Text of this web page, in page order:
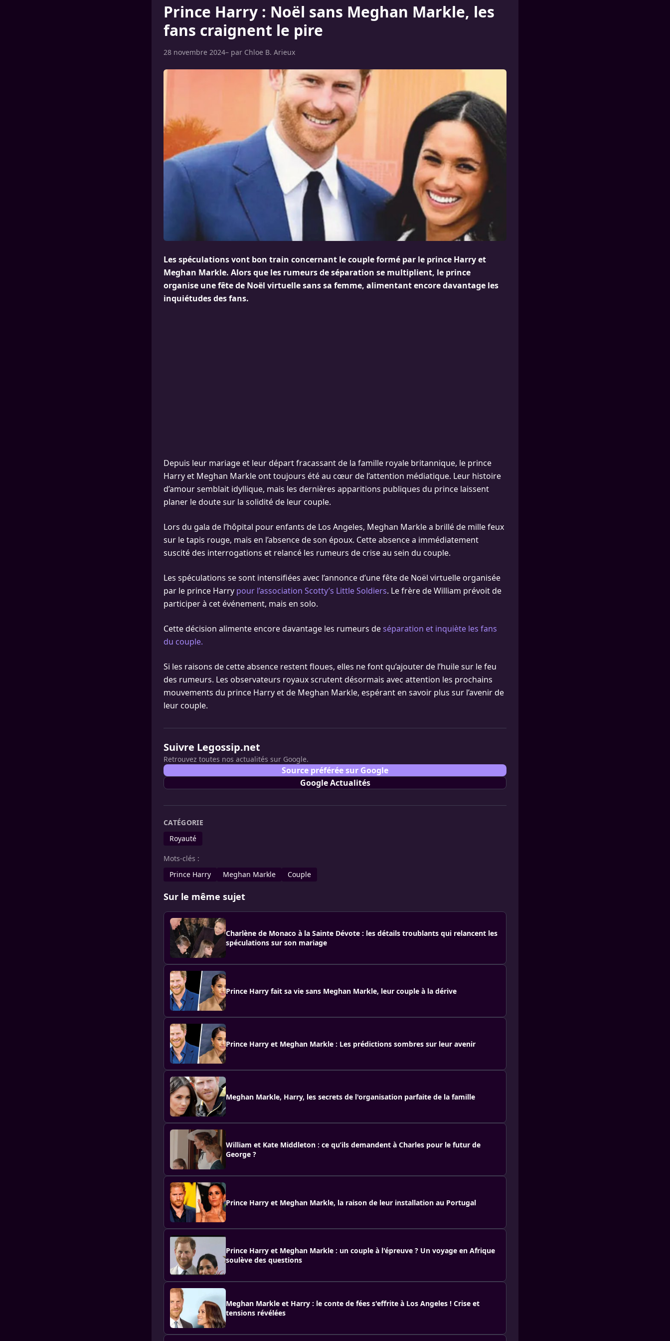
Prince Harry : Noël sans Meghan Markle, les
fans craignent le pire
28 novembre 2024– par Chloe B. Arieux
Les spéculations vont bon train concernant le couple formé par le prince Harry et
Meghan Markle. Alors que les rumeurs de séparation se multiplient, le prince
organise une fête de Noël virtuelle sans sa femme, alimentant encore davantage les
inquiétudes des fans.
Depuis leur mariage et leur départ fracassant de la famille royale britannique, le prince
Harry et Meghan Markle ont toujours été au cœur de l’attention médiatique. Leur histoire
d’amour semblait idyllique, mais les dernières apparitions publiques du prince laissent
planer le doute sur la solidité de leur couple.
Lors du gala de l’hôpital pour enfants de Los Angeles, Meghan Markle a brillé de mille feux
sur le tapis rouge, mais en l’absence de son époux. Cette absence a immédiatement
suscité des interrogations et relancé les rumeurs de crise au sein du couple.
Les spéculations se sont intensifiées avec l’annonce d’une fête de Noël virtuelle organisée
par le prince Harry pour l’association Scotty’s Little Soldiers. Le frère de William prévoit de
participer à cet événement, mais en solo.
Cette décision alimente encore davantage les rumeurs deséparation et inquiète les fans
du couple.
Si les raisons de cette absence restent floues, elles ne font qu’ajouter de l’huile sur le feu
des rumeurs. Les observateurs royaux scrutent désormais avec attention les prochains
mouvements du prince Harry et de Meghan Markle, espérant en savoir plus sur l’avenir de
leur couple.
Suivre Legossip.net
Retrouvez toutes nos actualités sur Google.
Source préférée sur Google
Google Actualités
CATÉGORIE
Royauté
Mots-clés :
Prince Harry
Meghan Markle Couple
Sur le même sujet
Charlène de Monaco à la Sainte Dévote : les détails troublants qui relancent les
spéculations sur son mariage
Prince Harry fait sa vie sans Meghan Markle, leur couple à la dérive
Prince Harry et Meghan Markle : Les prédictions sombres sur leur avenir
Meghan Markle, Harry, les secrets de l'organisation parfaite de la famille
William et Kate Middleton : ce qu’ils demandent à Charles pour le futur de
George ?
Prince Harry et Meghan Markle, la raison de leur installation au Portugal
Prince Harry et Meghan Markle : un couple à l'épreuve ? Un voyage en Afrique
soulève des questions
Meghan Markle et Harry : le conte de fées s'effrite à Los Angeles ! Crise et
tensions révélées